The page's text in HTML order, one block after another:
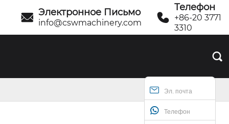
 Электронное Письмо
info@cswmachinery.com 
Телефон
+86-20 3771
3310

Эл. почта
Телефон